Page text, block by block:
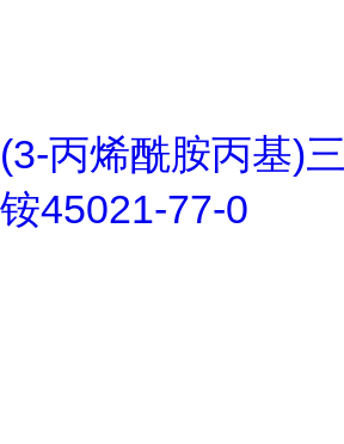
(3-丙烯酰胺丙基)
铵45021-77-0